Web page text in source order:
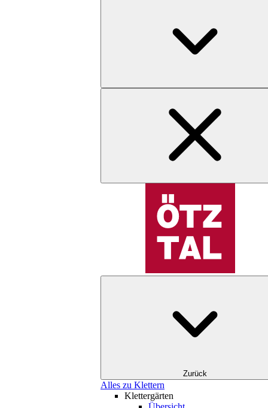
Zurück
Alles zu Klettern
Klettergärten